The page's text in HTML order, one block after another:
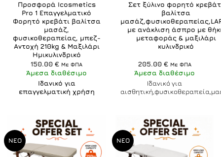
Προσφορά Icosmetics
Pro 1 Επαγγελματικό
Φορητό κρεβάτι βαλίτσα
μασάζ,
φυσικοθεραπείας, μπεζ-
Αντοχή 210kg & Μαξιλάρι
Ημικυλινδρικό
150.00 € Με ΦΠΑ
Άμεσα διαθέσιμο
Ιδανικό για
επαγγελματική χρήση
Σετ ξύλινο φορητό
βαλίτσα
με ανάκλιση άσπρο με
μεταφοράς & μαξιλάρι
κυλινδρικό
205.00 € Με ΦΠΑ
Άμεσα διαθέσιμο
Ιδανικό για
ΝΕΟ ΝΕΟ